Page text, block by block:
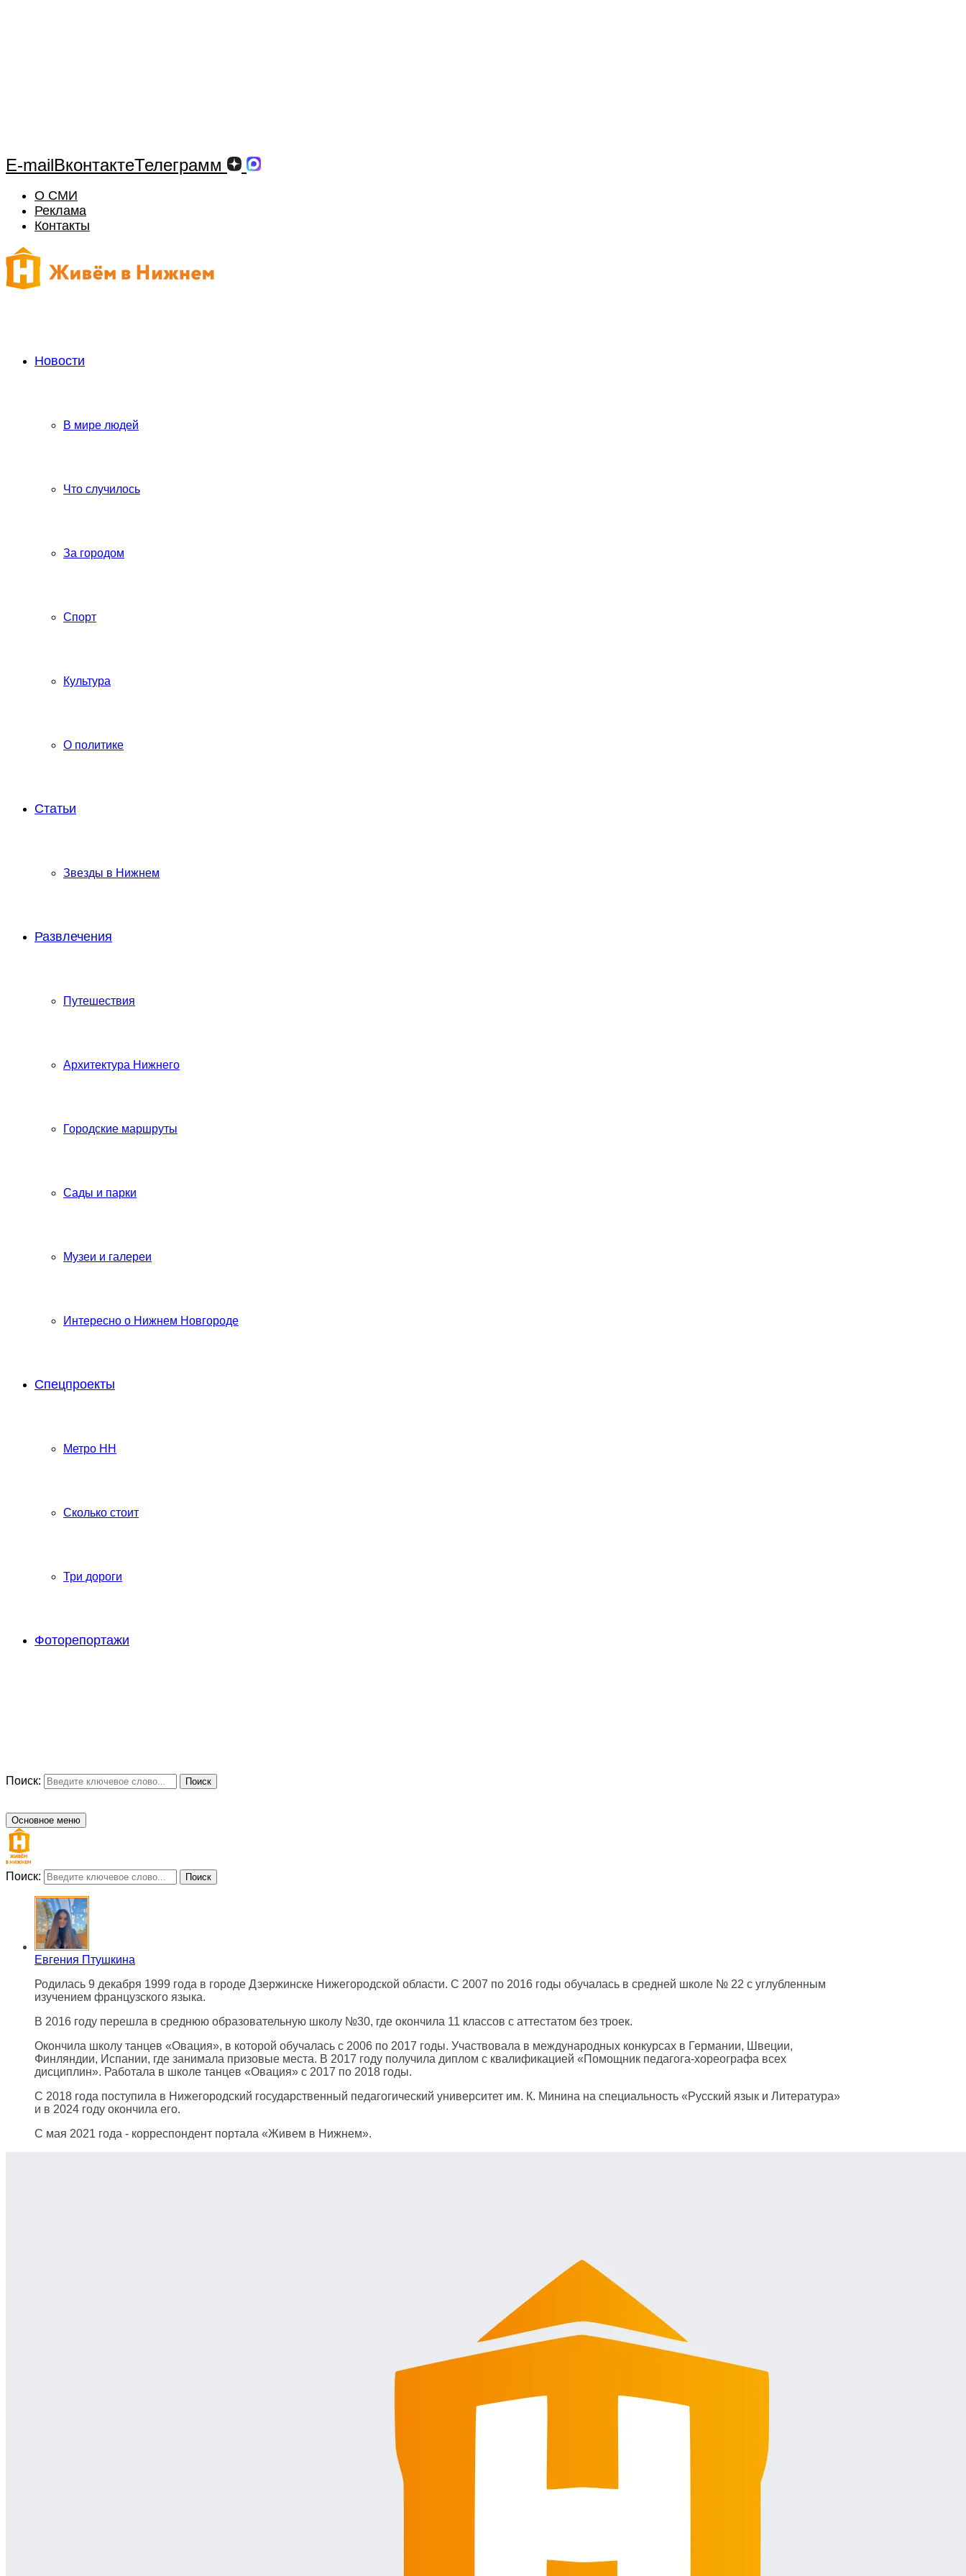
E-mailВконтактеТелеграмм
О СМИ
Реклама
Контакты
Новости
В мире людей
Что случилось
За городом
Спорт
Культура
О политике
Статьи
Звезды в Нижнем
Развлечения
Путешествия
Архитектура Нижнего
Городские маршруты
Сады и парки
Музеи и галереи
Интересно о Нижнем Новгороде
Спецпроекты
Метро НН
Сколько стоит
Три дороги
Фоторепортажи
Поиск: Поиск
Основное меню
Поиск: Поиск
Евгения Птушкина
Родилась 9 декабря 1999 года в городе Дзержинске Нижегородской области. С 2007 по 2016 годы обучалась в средней школе № 22 с углубленным
изучением французского языка.
В 2016 году перешла в среднюю образовательную школу №30, где окончила 11 классов с аттестатом без троек.
Окончила школу танцев «Овация», в которой обучалась с 2006 по 2017 годы. Участвовала в международных конкурсах в Германии, Швеции,
Финляндии, Испании, где занимала призовые места. В 2017 году получила диплом с квалификацией «Помощник педагога-хореографа всех
дисциплин». Работала в школе танцев «Овация» c 2017 по 2018 годы.
С 2018 года поступила в Нижегородский государственный педагогический университет им. К. Минина на специальность «Русский язык и Литература»
и в 2024 году окончила его.
С мая 2021 года - корреспондент портала «Живем в Нижнем».